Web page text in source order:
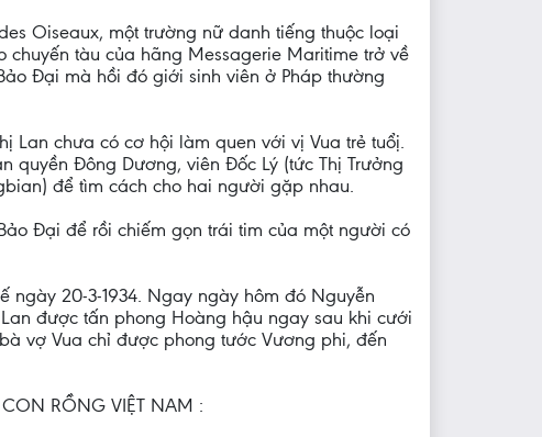
Oiseaux, một trường nữ danh tiếng thuộc loại
chuyến tàu của hãng Messagerie Maritime trở về
Đại mà hồi đó giới sinh viên ở Pháp thường
Lan chưa có cơ hội làm quen với vị Vua trẻ tuổị.
Đông Dương, viên Đốc Lý (tức Thị Trưởng
để tìm cách cho hai người gặp nhau.
Đại để rồi chiếm gọn trái tim của một người có
20-3-1934. Ngay ngày hôm đó Nguyễn
được tấn phong Hoàng hậu ngay sau khi cưới
vợ Vua chỉ được phong tước Vương phi, đến
RỒNG VIỆT NAM :